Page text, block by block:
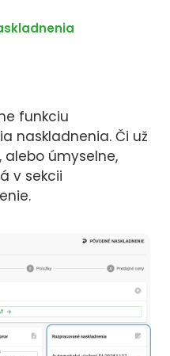
funkciu
naskladnenia. Či už
úmyselne,
v sekcii